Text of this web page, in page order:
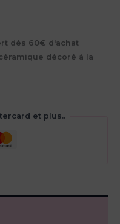
dès 60€ d'achat
décoré à la
et plus..